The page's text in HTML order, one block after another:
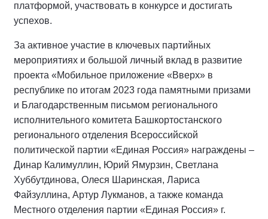
платформой, участвовать в конкурсе и достигать
успехов.
За активное участие в ключевых партийных
мероприятиях и большой личный вклад в развитие
проекта «Мобильное приложение «Вверх» в
республике по итогам 2023 года памятными призами
и Благодарственным письмом регионального
исполнительного комитета Башкортостанского
регионального отделения Всероссийской
политической партии «Единая Россия» награждены –
Динар Калимуллин, Юрий Ямурзин, Светлана
Хуббутдинова, Олеся Шаринская, Лариса
Файзуллина, Артур Лукманов, а также команда
Местного отделения партии «Единая Россия» г.